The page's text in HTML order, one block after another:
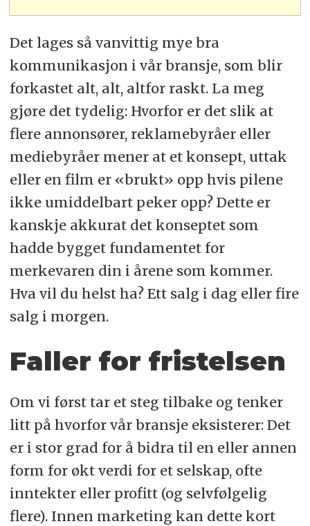
Det lages så vanvittig mye bra
kommunikasjon i vår bransje, som blir
forkastet alt, alt, altfor raskt. La meg
gjøre det tydelig: Hvorfor er det slik at
flere annonsører, reklamebyråer eller
mediebyråer mener at et konsept, uttak
eller en film er «brukt» opp hvis pilene
ikke umiddelbart peker opp? Dette er
kanskje akkurat det konseptet som
hadde bygget fundamentet for
merkevaren din i årene som kommer.
Hva vil du helst ha? Ett salg i dag eller fire
salg i morgen.
Faller for fristelsen
Om vi først tar et steg tilbake og tenker
litt på hvorfor vår bransje eksisterer: Det
er i stor grad for å bidra til en eller annen
form for økt verdi for et selskap, ofte
inntekter eller profitt (og selvfølgelig
flere). Innen marketing kan dette kort